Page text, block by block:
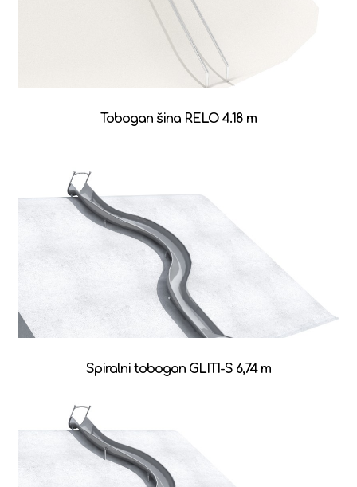
Tobogan šina RELO 4.18 m
Spiralni tobogan GLITI-S 6,74 m